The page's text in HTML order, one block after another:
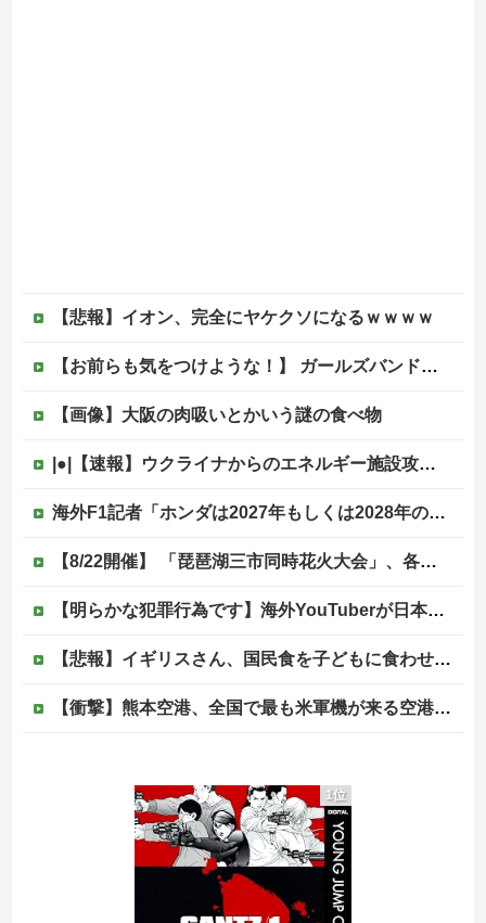
【悲報】イオン、完全にヤケクソになるｗｗｗｗ
【お前らも気をつけような！】 ガールズバンドのボーカルさん、客席ダイブした結果『こう』なってしまいお気持ち表明してしまう…
【画像】大阪の肉吸いとかいう謎の食べ物
|●|【速報】ウクライナからのエネルギー施設攻撃で窮地のロシアを韓国が助けていたことが判明「韓国で船積みの精製油3万トンがロシア行き」
海外F1記者「ホンダは2027年もしくは2028年のはじめにはF1で再びトップに戻れると確信」他
【8/22開催】 「琵琶湖三市同時花火大会」、各市公式「そんな花火大会は存在しない」→ 高価チケットを購入した人達がSNS阿鼻叫喚
【明らかな犯罪行為です】海外YouTuberが日本の住宅へ不法侵入する動画を投稿
【悲報】イギリスさん、国民食を子どもに食わせるのを諦めるｗｗｗｗｗｗｗ
【衝撃】熊本空港、全国で最も米軍機が来る空港になっていた
「あなたは一生働くけど、私は家にいればいいの」毎日言われた20歳がついに返した一言…
【悲報】消費税減税に反対している自民党議員9人が判明ｗｗｗｗｗｗ
ヨーロッパが中国製メガソーラーを締め出しｗｗｗ
1位